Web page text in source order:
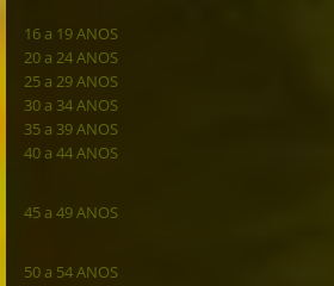
16 a 19 ANOS
20 a 24 ANOS
25 a 29 ANOS
30 a 34 ANOS
35 a 39 ANOS
40 a 44 ANOS
45 a 49 ANOS
50 a 54 ANOS